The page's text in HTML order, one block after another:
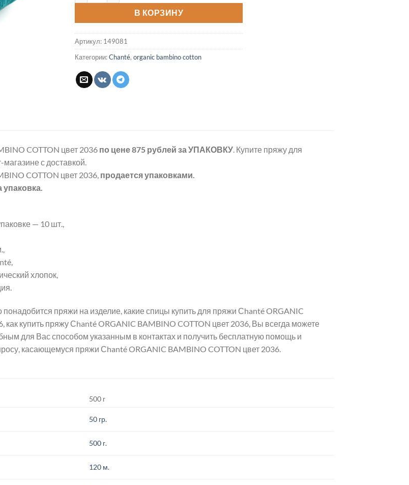
В КОРЗИНУ
Артикул: 149081
Категории:Chanté, organic bambino cotton
COTTON цвет 2036 по цене 875 рублей за УПАКОВКУ. Купите пряжу для
с доставкой.
COTTON цвет 2036, продается упаковками.
— 10 шт.,
хлопок,
пряжи на изделие, какие спицы купить для пряжи Сhanté ORGANIC
как купить пряжу Сhanté ORGANIC BAMBINO COTTON цвет 2036, Вы всегда можете
для Вас способом указанным в контактах и получить бесплатную помощь и
касающемуся пряжи Сhanté ORGANIC BAMBINO COTTON цвет 2036.
500 г
50 гр.
500 г.
120 м.